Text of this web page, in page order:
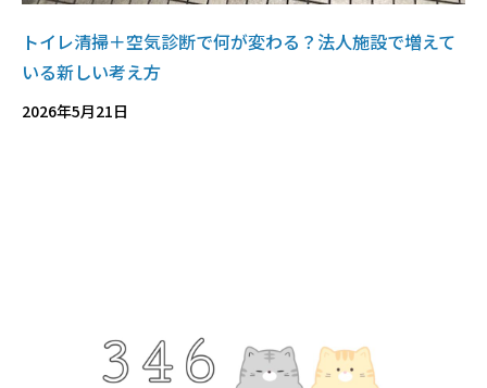
トイレ清掃＋空気診断で何が変わる？法人施設で増えて
いる新しい考え方
2026年5月21日